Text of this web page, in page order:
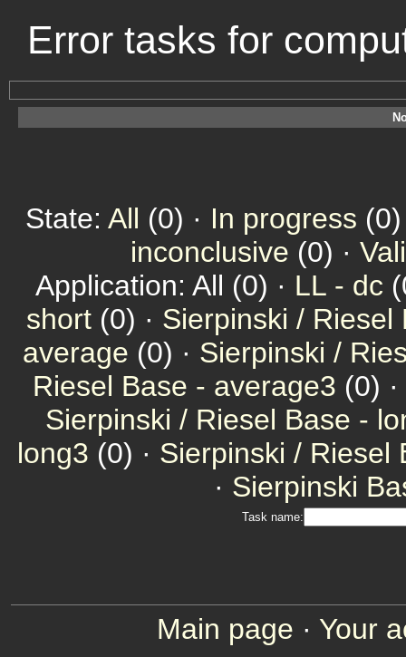
Error tasks for
State: All (0) · In progress
inconclusive (0) ·
Application: All (0) · LL - dc
short (0) · Sierpinski / Riesel
average (0) · Sierpinski /
Riesel Base - average3 (0) ·
Sierpinski / Riesel Base -
long3 (0) · Sierpinski / Riesel
· Sierpinski
Task name:
Main page · Your